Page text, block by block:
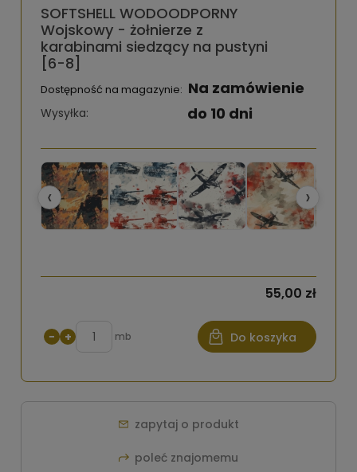
SOFTSHELL WODOODPORNY
Wojskowy - żołnierze z
karabinami siedzący na pustyni
[6-8]
Dostępność na magazynie: Na zamówienie
Wysyłka: do 10 dni
‹ ›
55,00 zł
− + mb Do koszyka
zapytaj o produkt
poleć znajomemu